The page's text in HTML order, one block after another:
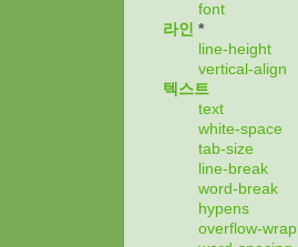
font
라인 *
line-height
vertical-align
텍스트
text
white-space
tab-size
line-break
word-break
hypens
overflow-wrap